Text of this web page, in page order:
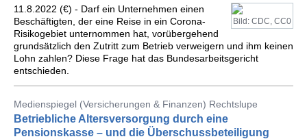
Bild: CDC, CC0
11.8.2022 (€) - Darf ein Unternehmen einen
Beschäftigten, der eine Reise in ein Corona-
Risikogebiet unternommen hat, vorübergehend
grundsätzlich den Zutritt zum Betrieb verweigern und ihm keinen
Lohn zahlen? Diese Frage hat das Bundesarbeitsgericht
entschieden.
Medienspiegel (Versicherungen & Finanzen) Rechtslupe
Betriebliche Altersversorgung durch eine
Pensionskasse – und die Überschussbeteiligung